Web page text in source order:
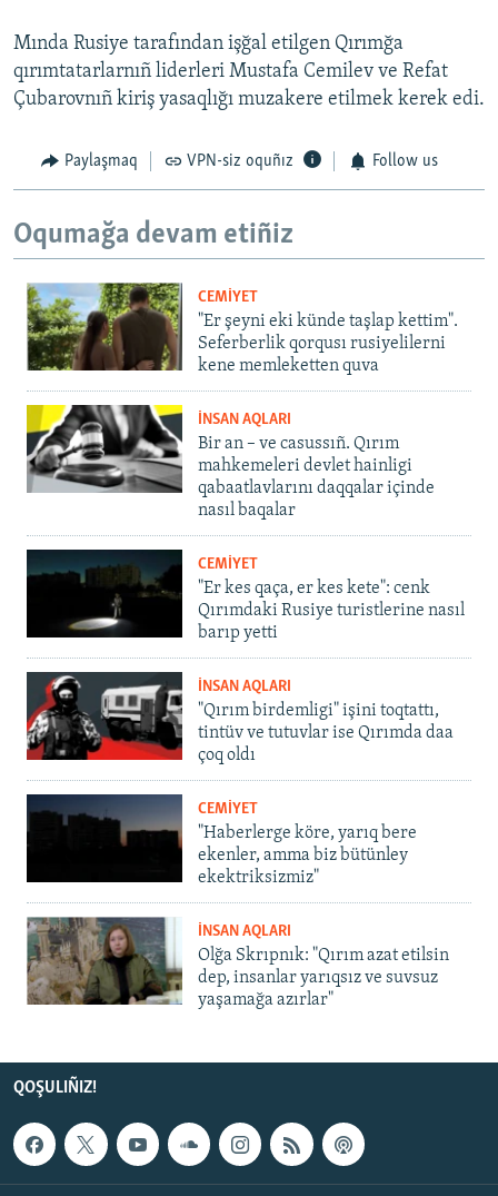
Mında Rusiye tarafından işğal etilgen Qırımğa
qırımtatarlarnıñ liderleri Mustafa Cemilev ve Refat
Çubarovnıñ kiriş yasaqlığı muzakere etilmek kerek edi.
Paylaşmaq VPN-siz oquñız Follow us
Oqumağa devam etiñiz
CEMİYET
"Er şeyni eki künde taşlap kettim".
Seferberlik qorqusı rusiyelilerni
kene memleketten quva
İNSAN AQLARI
Bir an – ve casussıñ. Qırım
mahkemeleri devlet hainligi
qabaatlavlarını daqqalar içinde
nasıl baqalar
CEMİYET
"Er kes qaça, er kes kete": cenk
Qırımdaki Rusiye turistlerine nasıl
barıp yetti
İNSAN AQLARI
"Qırım birdemligi" işini toqtattı,
tintüv ve tutuvlar ise Qırımda daa
çoq oldı
CEMİYET
"Haberlerge köre, yarıq bere
ekenler, amma biz bütünley
ekektriksizmiz"
İNSAN AQLARI
Olğa Skrıpnık: "Qırım azat etilsin
dep, insanlar yarıqsız ve suvsuz
yaşamağa azırlar"
QOŞULIÑIZ!